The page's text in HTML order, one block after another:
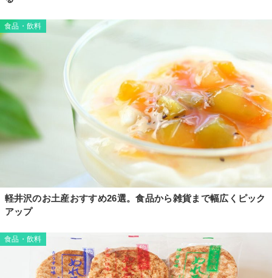
食品・飲料
軽井沢のお土産おすすめ26選。食品から雑貨まで幅広くピック
アップ
食品・飲料